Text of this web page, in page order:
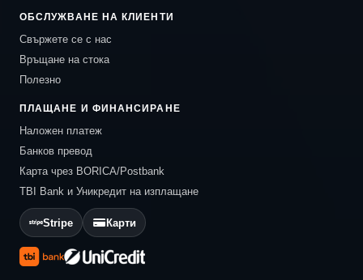
ОБСЛУЖВАНЕ НА КЛИЕНТИ
Свържете се с нас
Връщане на стока
Полезно
ПЛАЩАНЕ И ФИНАНСИРАНЕ
Наложен платеж
Банков превод
Карта чрез BORICA/Postbank
TBI Bank и Уникредит на изплащане
Stripe Карти